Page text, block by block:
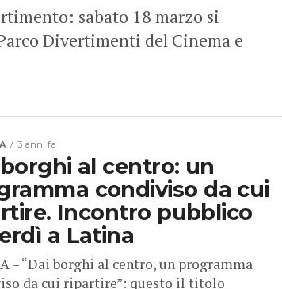
sabato 18 marzo si
Divertimenti del Cinema e
3 anni fa
al centro: un
condiviso da cui
Incontro pubblico
a Latina
– “Dai borghi al centro, un programma
da cui ripartire”: questo il titolo